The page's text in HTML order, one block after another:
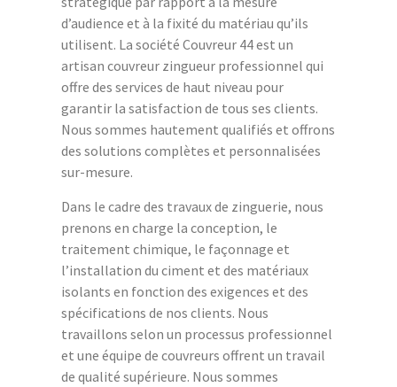
d’audience et à la fixité du matériau qu’ils
utilisent. La société Couvreur 44 est un
artisan couvreur zingueur professionnel qui
offre des services de haut niveau pour
garantir la satisfaction de tous ses clients.
Nous sommes hautement qualifiés et offrons
des solutions complètes et personnalisées
sur-mesure.
Dans le cadre des travaux de zinguerie, nous
prenons en charge la conception, le
traitement chimique, le façonnage et
l’installation du ciment et des matériaux
isolants en fonction des exigences et des
spécifications de nos clients. Nous
travaillons selon un processus professionnel
et une équipe de couvreurs offrent un travail
de qualité supérieure. Nous sommes